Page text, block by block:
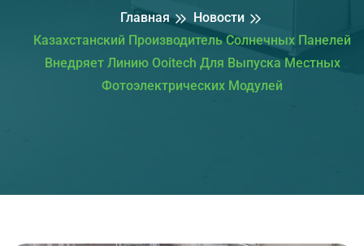
Главная
Новости
Казахстанский Производитель Солнечных Панелей
Внедряет Линию Ooitech Для Выпуска Местных
Фотоэлектрических Модулей